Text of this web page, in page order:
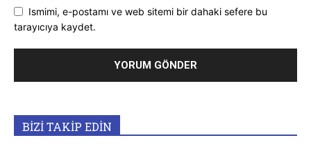
Ismimi, e-postamı ve web sitemi bir dahaki sefere bu
tarayıcıya kaydet.
BİZİ TAKİP EDİN